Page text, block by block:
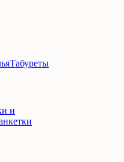
Табуреты
и